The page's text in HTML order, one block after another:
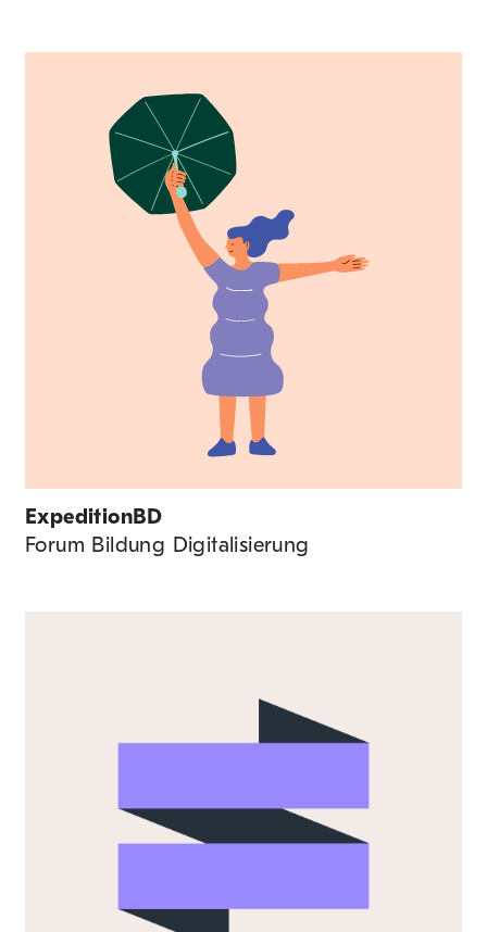
ExpeditionBD
Forum Bildung Digitalisierung